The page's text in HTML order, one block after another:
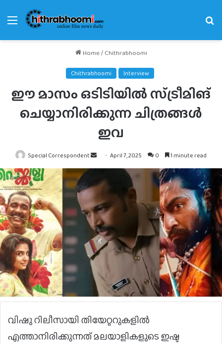
Menu
Home/ Chithrabhoomi
Chithrabhoomi Interview
ഈ മാസം ഒടിടിയിൽ സ്ട്രീമിങ്
ചെയ്യാനിരിക്കുന്ന ചിത്രങ്ങൾ
ഇവ
Special Correspondent
Send
an
email
April 7, 2025 0 1 minute read
വിഷു റിലീസായി തിയേറ്ററുകളിൽ
എത്താനിരിക്കുന്നത് മലയാളികളുടെ ഇഷ്ട